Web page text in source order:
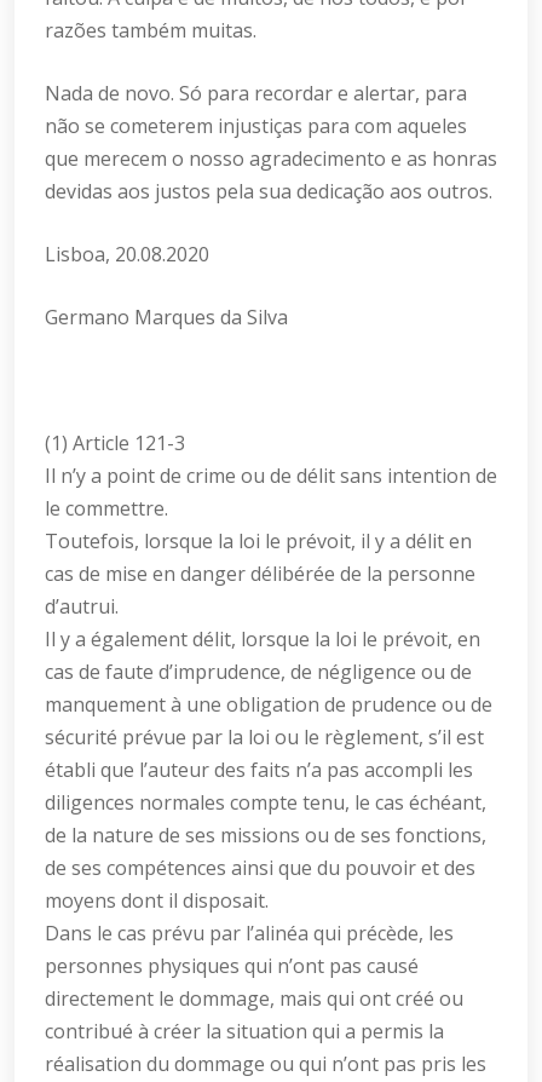
razões também muitas.
Nada de novo. Só para recordar e alertar, para
não se cometerem injustiças para com aqueles
que merecem o nosso agradecimento e as honras
devidas aos justos pela sua dedicação aos outros.
Lisboa, 20.08.2020
Germano Marques da Silva
(1) Article 121-3
Il n’y a point de crime ou de délit sans intention de
le commettre.
Toutefois, lorsque la loi le prévoit, il y a délit en
cas de mise en danger délibérée de la personne
d’autrui.
Il y a également délit, lorsque la loi le prévoit, en
cas de faute d’imprudence, de négligence ou de
manquement à une obligation de prudence ou de
sécurité prévue par la loi ou le règlement, s’il est
établi que l’auteur des faits n’a pas accompli les
diligences normales compte tenu, le cas échéant,
de la nature de ses missions ou de ses fonctions,
de ses compétences ainsi que du pouvoir et des
moyens dont il disposait.
Dans le cas prévu par l’alinéa qui précède, les
personnes physiques qui n’ont pas causé
directement le dommage, mais qui ont créé ou
contribué à créer la situation qui a permis la
réalisation du dommage ou qui n’ont pas pris les